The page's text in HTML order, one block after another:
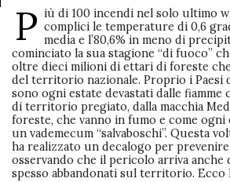
P iù di 100 incendi nel solo ultimo
complici le temperature di 0,6
media e l’80,6% in meno di
cominciato la sua stagione “di fuoco”
oltre dieci milioni di ettari di foreste
del territorio nazionale. Proprio i Paesi
sono ogni estate devastati dalle
di territorio pregiato, dalla macchia
foreste, che vanno in fumo e come ogni
un vademecum “salvaboschi”. Questa
ha realizzato un decalogo per
osservando che il pericolo arriva
spesso abbandonati sul territorio. Ecco